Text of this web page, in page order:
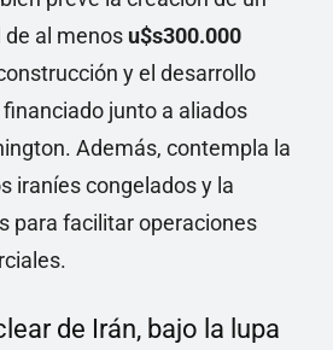
al menos u$s300.000
y el desarrollo
junto a aliados
Además, contempla la
iraníes congelados y la
para facilitar operaciones
de Irán, bajo la lupa